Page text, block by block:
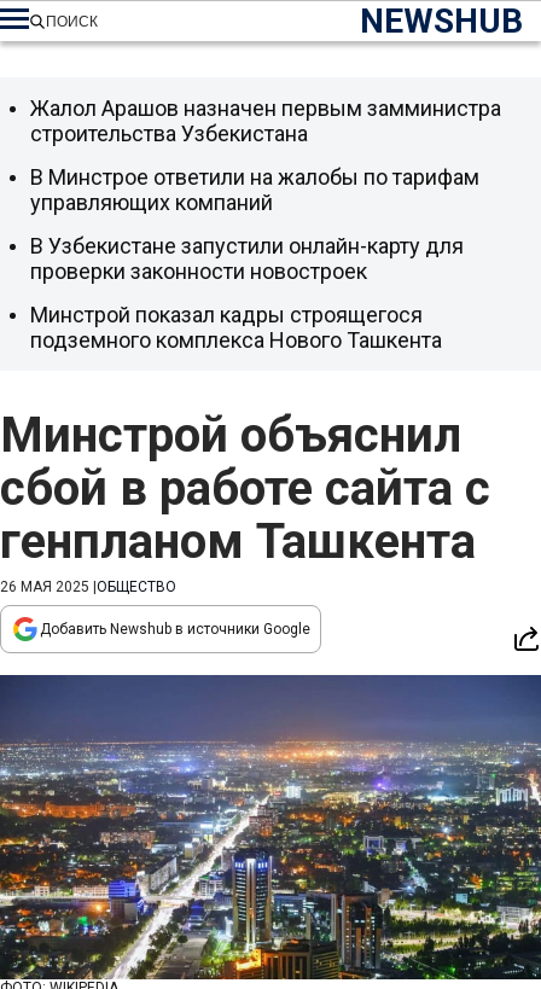
NEWSHUB
ПОИСК
Минстрой объяснил
сбой в работе сайта с
генпланом Ташкента
26 МАЯ 2025 ОБЩЕСТВО
Добавить Newshub в источники Google
Жалол Арашов назначен первым замминистра
строительства Узбекистана
В Минстрое ответили на жалобы по тарифам
управляющих компаний
В Узбекистане запустили онлайн-карту для
проверки законности новостроек
Минстрой показал кадры строящегося
подземного комплекса Нового Ташкента